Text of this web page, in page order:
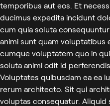
temporibus aut eos. Et
ducimus expedita incidunt
cum quia soluta
animi sunt quam voluptatibus
cumque voluptatem quo in
soluta animi odit id
Voluptates quibusdam ea ea
rerum architecto. Sit qui
voluptas consequatur. Aliquid